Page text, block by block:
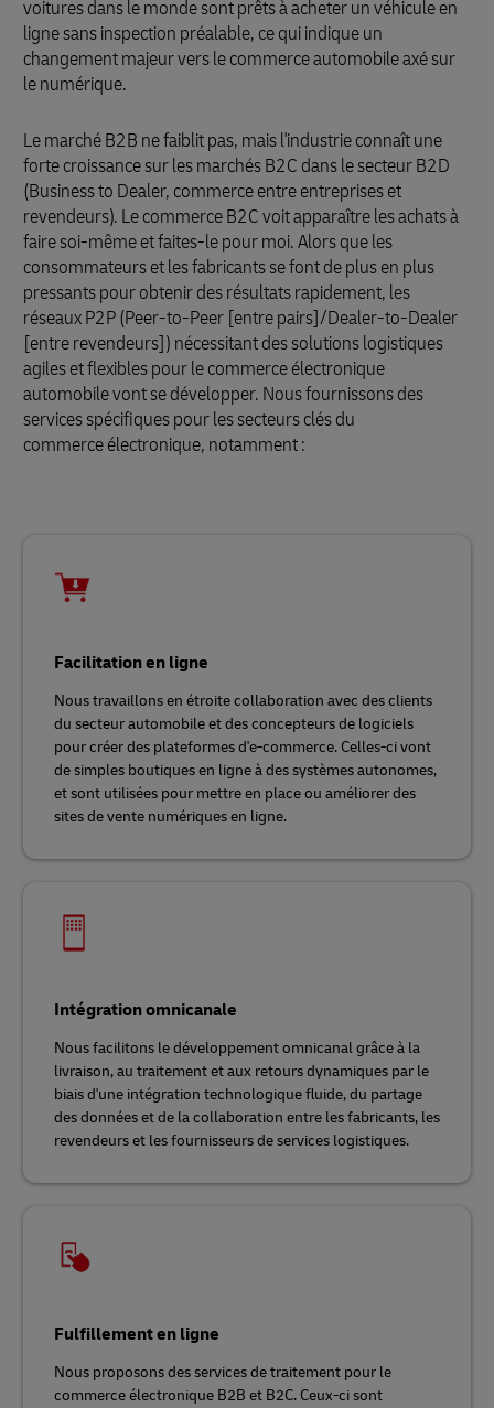
voitures dans le monde sont prêts à acheter un véhicule en
ligne sans inspection préalable, ce qui indique un
changement majeur vers le commerce automobile axé sur
le numérique.
Le marché B2B ne faiblit pas, mais l'industrie connaît une
forte croissance sur les marchés B2C dans le secteur B2D
(Business to Dealer, commerce entre entreprises et
revendeurs). Le commerce B2C voit apparaître les achats à
faire soi-même et faites-le pour moi. Alors que les
consommateurs et les fabricants se font de plus en plus
pressants pour obtenir des résultats rapidement, les
réseaux P2P (Peer-to-Peer [entre pairs]/Dealer-to-Dealer
[entre revendeurs]) nécessitant des solutions logistiques
agiles et flexibles pour le commerce électronique
automobile vont se développer. Nous fournissons des
services spécifiques pour les secteurs clés du
commerce électronique, notamment :
Facilitation en ligne
Nous travaillons en étroite collaboration avec des clients
du secteur automobile et des concepteurs de logiciels
pour créer des plateformes d'e-commerce. Celles-ci vont
de simples boutiques en ligne à des systèmes autonomes,
et sont utilisées pour mettre en place ou améliorer des
sites de vente numériques en ligne.
Intégration omnicanale
Nous facilitons le développement omnicanal grâce à la
livraison, au traitement et aux retours dynamiques par le
biais d'une intégration technologique fluide, du partage
des données et de la collaboration entre les fabricants, les
revendeurs et les fournisseurs de services logistiques.
Fulfillement en ligne
Nous proposons des services de traitement pour le
commerce électronique B2B et B2C. Ceux-ci sont